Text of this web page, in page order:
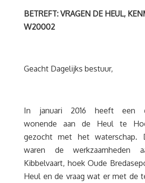
BETREFT: VRAGEN DE HEUL,
W20002
Geacht Dagelijks bestuur,
In januari 2016 heeft een
wonende aan de Heul te
gezocht met het waterschap.
waren de werkzaamheden
Kibbelvaart, hoek Oude
Heul en de vraag wat er met de